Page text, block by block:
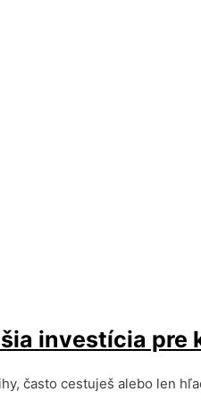
investícia pre
často cestuješ alebo len